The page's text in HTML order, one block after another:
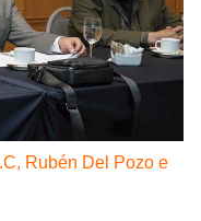
Rubén Del Pozo e